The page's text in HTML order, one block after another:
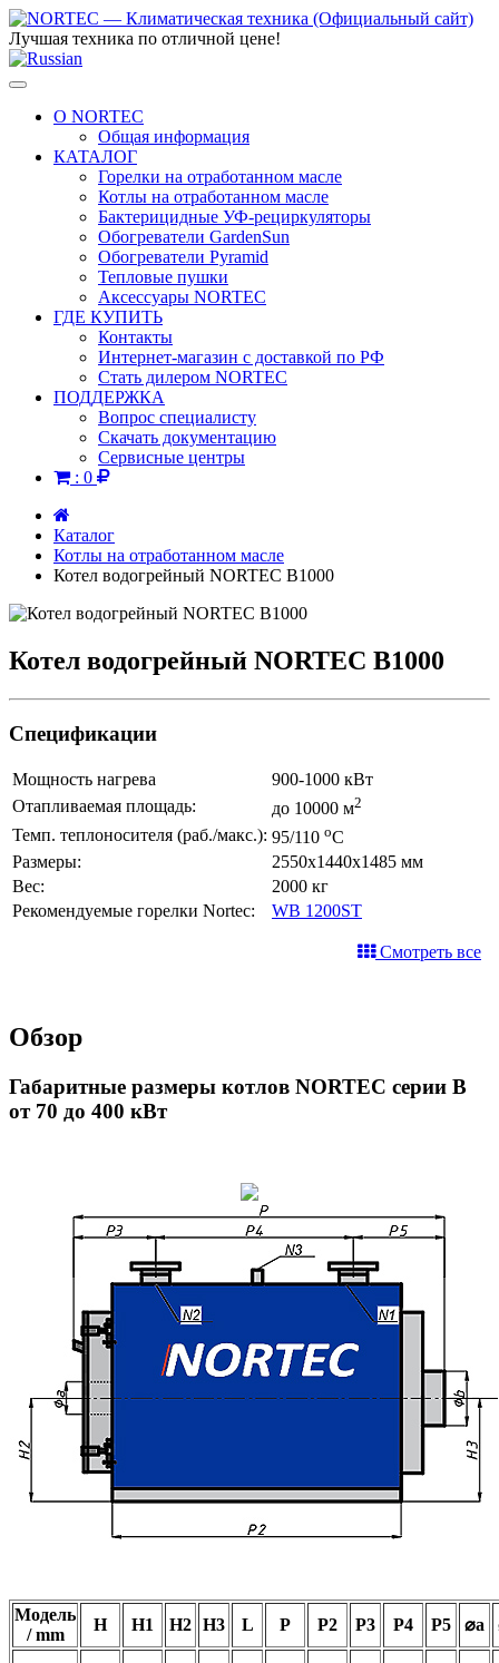
Лучшая техника по отличной цене!
Toggle
navigationО NORTEC
Общая информация
КАТАЛОГ
Горелки на отработанном масле
Котлы на отработанном масле
Бактерицидные УФ-рециркуляторы
Обогреватели GardenSun
Обогреватели Pyramid
Тепловые пушки
Аксессуары NORTEC
ГДЕ КУПИТЬ
Контакты
Интернет-магазин с доставкой по РФ
Стать дилером NORTEC
ПОДДЕРЖКА
Вопрос специалисту
Скачать документацию
Сервисные центры
: 0
Каталог
Котлы на отработанном масле
Котел водогрейный NORTEC B1000
Котел водогрейный NORTEC B1000
Спецификации
Мощность нагрева
900-1000 кВт
Отапливаемая площадь:
до 10000 м2
Темп. теплоносителя (раб./макс.): 95/110 оС
Размеры:
2550х1440х1485 мм
Вес:
2000 кг
Рекомендуемые горелки Nortec:
WB 1200ST
Смотреть все
Обзор
Габаритные размеры котлов NORTEC серии B
от 70 до 400 кВт
Модель
/ mm
H H1 H2 H3 L P P2 P3 P4 P5 ⌀a